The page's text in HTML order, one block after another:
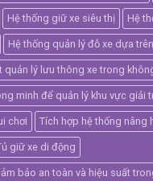
Hệ thống giữ xe siêu thị Hệ
Hệ thống quản lý đỗ xe dựa
quản lý lưu thông xe trong
minh để quản lý khu vực giải
chơi Tích hợp hệ thống nâng
giữ xe di động
bảo an toàn và hiệu suất